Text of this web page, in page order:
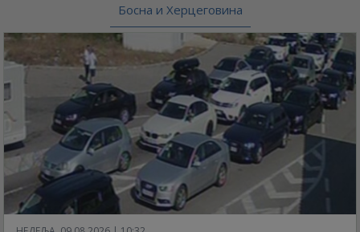
Босна и Херцеговина